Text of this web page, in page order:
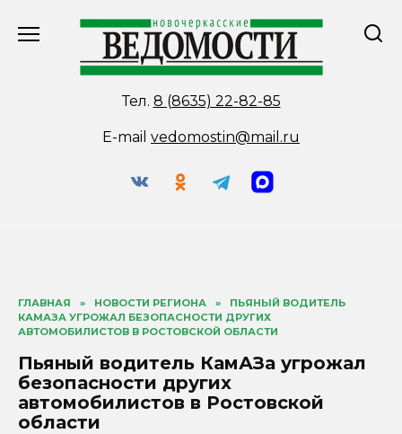
Тел. 8 (8635) 22-82-85
E-mail vedomostin@mail.ru
ГЛАВНАЯ » НОВОСТИ РЕГИОНА »
ПЬЯНЫЙ ВОДИТЕЛЬ
КАМАЗА УГРОЖАЛ БЕЗОПАСНОСТИ ДРУГИХ
АВТОМОБИЛИСТОВ В РОСТОВСКОЙ ОБЛАСТИ
Пьяный водитель КамАЗа угрожал
безопасности других
автомобилистов в Ростовской
области